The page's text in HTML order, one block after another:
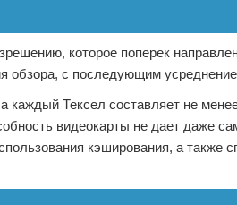
которое поперек
обзора, с последующим
Тексел составляет не
видеокарты не дает даже
кэширования, а также